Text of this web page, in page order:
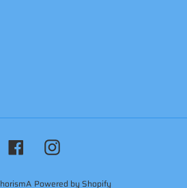
FacebookInstagram
Powered by Shopify